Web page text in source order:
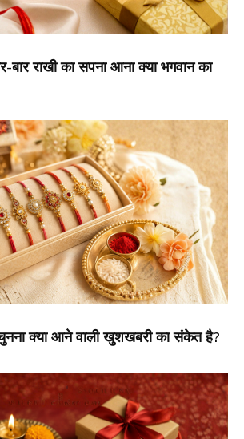
बार राखी का सपना आना क्या भगवान का
क्या आने वाली खुशखबरी का संकेत है?